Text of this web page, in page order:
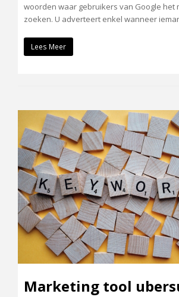
woorden waar gebruikers van Google het
zoeken. U adverteert enkel wanneer
Lees Meer
Marketing tool